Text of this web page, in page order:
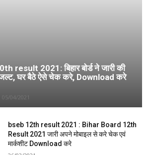
result 2021: बिहार बोर्ड ने जारी की
घर बैठे ऐसे चेक करे, Download करे
05/04/2021
bseb 12th result 2021 : Bihar Board 12th
Result 2021 जारी अपने मोबाइल से करे चेक एवं
मार्कशीट Download करे